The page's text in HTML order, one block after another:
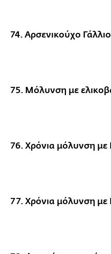
74. Αρσενικούχο Γάλλιο
75. Μόλυνση με
76. Χρόνια μόλυνση με
77. Χρόνια μόλυνση με